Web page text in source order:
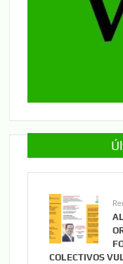
COLECTIVOS